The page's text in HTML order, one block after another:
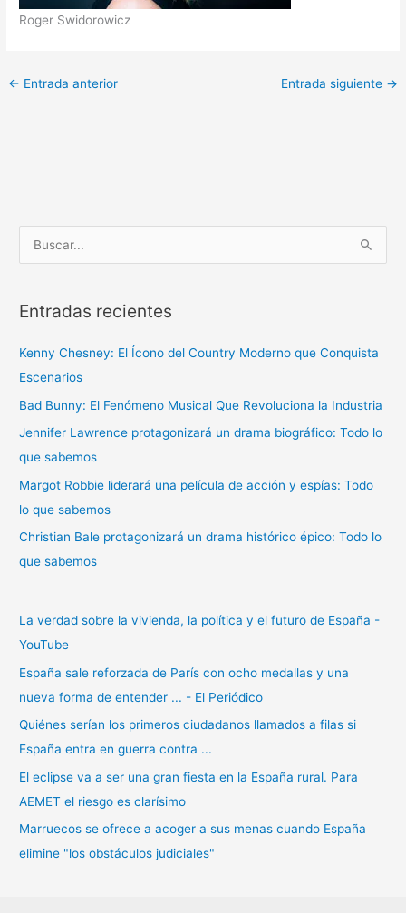
Roger Swidorowicz
← Entrada anterior Entrada siguiente →
u
c
r
p
o
r
:
Entradas recientes
Kenny Chesney: El Ícono del Country Moderno que Conquista
Escenarios
Bad Bunny: El Fenómeno Musical Que Revoluciona la Industria
Jennifer Lawrence protagonizará un drama biográfico: Todo lo
que sabemos
Margot Robbie liderará una película de acción y espías: Todo
lo que sabemos
Christian Bale protagonizará un drama histórico épico: Todo lo
que sabemos
La verdad sobre la vivienda, la política y el futuro de España -
YouTube
España sale reforzada de París con ocho medallas y una
nueva forma de entender ... - El Periódico
Quiénes serían los primeros ciudadanos llamados a filas si
España entra en guerra contra ...
El eclipse va a ser una gran fiesta en la España rural. Para
AEMET el riesgo es clarísimo
Marruecos se ofrece a acoger a sus menas cuando España
elimine "los obstáculos judiciales"